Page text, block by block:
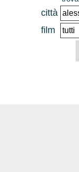
città
film